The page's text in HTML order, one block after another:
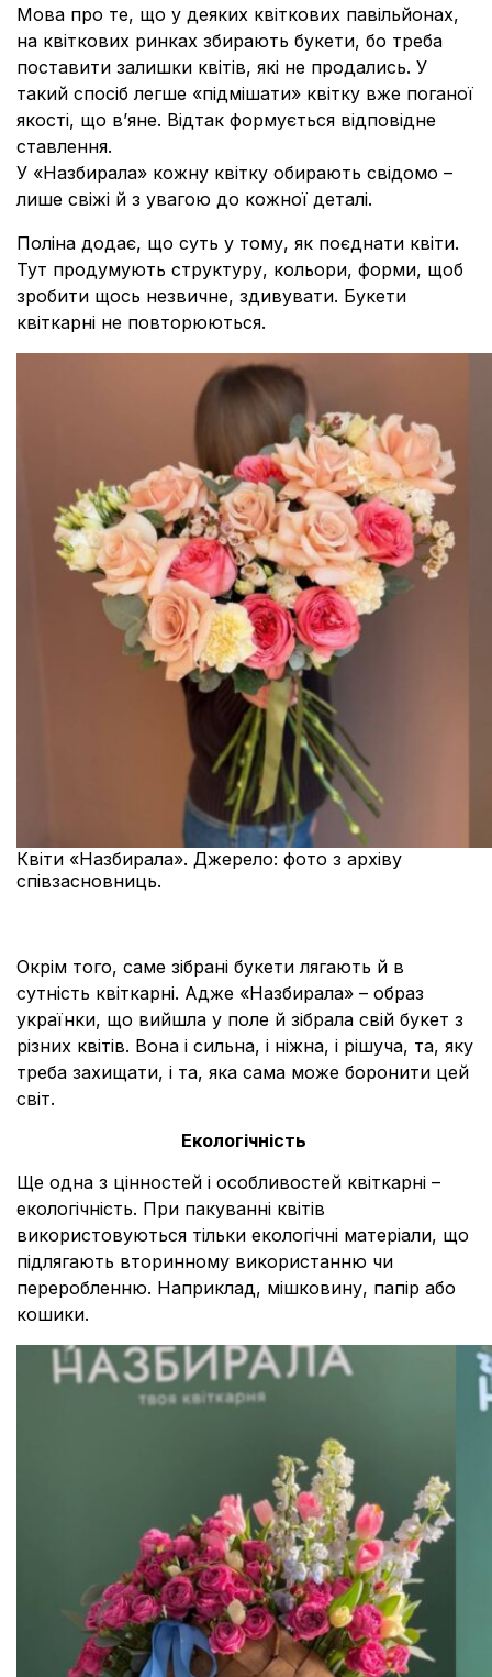
Мова про те, що у деяких квіткових павільйонах,
на квіткових ринках збирають букети, бо треба
поставити залишки квітів, які не продались. У
такий спосіб легше «підмішати» квітку вже поганої
якості, що в’яне. Відтак формується відповідне
ставлення.
У «Назбирала» кожну квітку обирають свідомо –
лише свіжі й з увагою до кожної деталі.
Поліна додає, що суть у тому, як поєднати квіти.
Тут продумують структуру, кольори, форми, щоб
зробити щось незвичне, здивувати. Букети
квіткарні не повторюються.
Квіти «Назбирала». Джерело: фото з архіву
співзасновниць.
Окрім того, саме зібрані букети лягають й в
сутність квіткарні. Адже «Назбирала» – образ
українки, що вийшла у поле й зібрала свій букет з
різних квітів. Вона і сильна, і ніжна, і рішуча, та, яку
треба захищати, і та, яка сама може боронити цей
світ.
Екологічність
Ще одна з цінностей і особливостей квіткарні –
екологічність. При пакуванні квітів
використовуються тільки екологічні матеріали, що
підлягають вторинному використанню чи
переробленню. Наприклад, мішковину, папір або
кошики.